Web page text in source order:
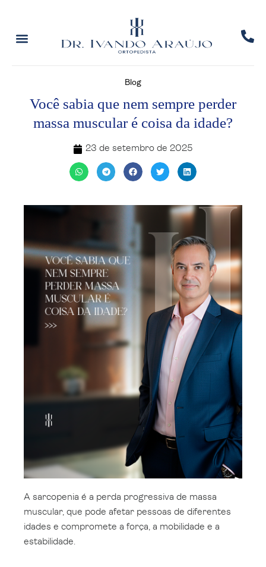
Blog
Você sabia que nem sempre perder
massa muscular é coisa da idade?
23 de setembro de 2025
A sarcopenia é a perda progressiva de massa
muscular, que pode afetar pessoas de diferentes
idades e compromete a força, a mobilidade e a
estabilidade.